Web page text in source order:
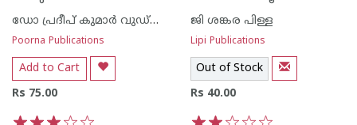
ഡോ പ്രദീപ് കുമാര്‍ വുഡ്നില്‍
Poorna Publications
Add to Cart
Rs 75.00
ജി ശങ്കര പിള്ള
Lipi Publications
Out of Stock
Rs 40.00